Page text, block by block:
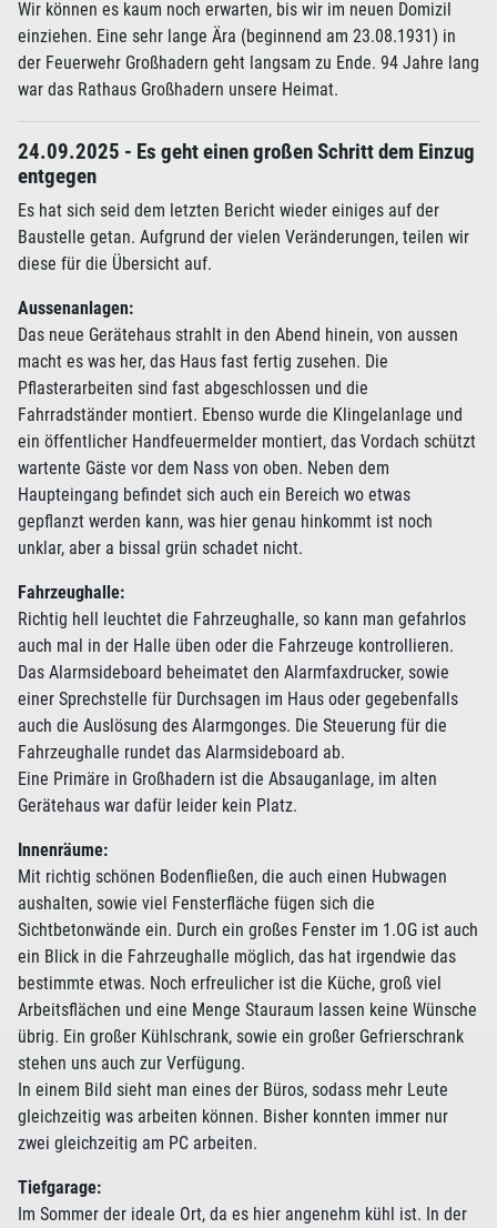
Wir können es kaum noch erwarten, bis wir im neuen Domizil
einziehen. Eine sehr lange Ära (beginnend am 23.08.1931) in
der Feuerwehr Großhadern geht langsam zu Ende. 94 Jahre lang
war das Rathaus Großhadern unsere Heimat.
24.09.2025 - Es geht einen großen Schritt dem Einzug
entgegen
Es hat sich seid dem letzten Bericht wieder einiges auf der
Baustelle getan. Aufgrund der vielen Veränderungen, teilen wir
diese für die Übersicht auf.
Aussenanlagen:
Das neue Gerätehaus strahlt in den Abend hinein, von aussen
macht es was her, das Haus fast fertig zusehen. Die
Pflasterarbeiten sind fast abgeschlossen und die
Fahrradständer montiert. Ebenso wurde die Klingelanlage und
ein öffentlicher Handfeuermelder montiert, das Vordach schützt
wartente Gäste vor dem Nass von oben. Neben dem
Haupteingang befindet sich auch ein Bereich wo etwas
gepflanzt werden kann, was hier genau hinkommt ist noch
unklar, aber a bissal grün schadet nicht.
Fahrzeughalle:
Richtig hell leuchtet die Fahrzeughalle, so kann man gefahrlos
auch mal in der Halle üben oder die Fahrzeuge kontrollieren.
Das Alarmsideboard beheimatet den Alarmfaxdrucker, sowie
einer Sprechstelle für Durchsagen im Haus oder gegebenfalls
auch die Auslösung des Alarmgonges. Die Steuerung für die
Fahrzeughalle rundet das Alarmsideboard ab.
Eine Primäre in Großhadern ist die Absauganlage, im alten
Gerätehaus war dafür leider kein Platz.
Innenräume:
Mit richtig schönen Bodenfließen, die auch einen Hubwagen
aushalten, sowie viel Fensterfläche fügen sich die
Sichtbetonwände ein. Durch ein großes Fenster im 1.OG ist auch
ein Blick in die Fahrzeughalle möglich, das hat irgendwie das
bestimmte etwas. Noch erfreulicher ist die Küche, groß viel
Arbeitsflächen und eine Menge Stauraum lassen keine Wünsche
übrig. Ein großer Kühlschrank, sowie ein großer Gefrierschrank
stehen uns auch zur Verfügung.
In einem Bild sieht man eines der Büros, sodass mehr Leute
gleichzeitig was arbeiten können. Bisher konnten immer nur
zwei gleichzeitig am PC arbeiten.
Tiefgarage:
Im Sommer der ideale Ort, da es hier angenehm kühl ist. In der